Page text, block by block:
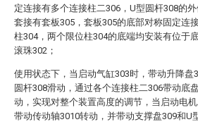
定连接有多个连接柱二306，U型圆杆308的
套接有套板305，套板305的底部对称固定连
柱304，两个限位柱304的底端均安装有位于
滚珠302；
使用状态下，当启动气缸303时，带动升降盘
圆杆308滑动，通过各个连接柱二306带动底
动，实现对整个装置高度的调节，当启动电机
带动传动轴3010转动，并带动支撑盘309和U